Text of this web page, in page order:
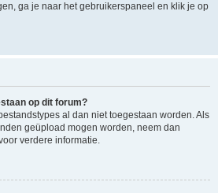
ga je naar het gebruikerspaneel en klik je op
op dit forum?
al dan niet toegestaan worden. Als
geüpload mogen worden, neem dan
verdere informatie.